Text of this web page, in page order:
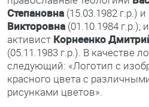
Степановна(15.03.1982 г.р.) и
Викторовна(01.10.1984 г.р.);
активист Корнеенко
(05.11.1983 г.р.). В качестве
следующий: «Логотип с
красного цвета с
рисунками цветов».